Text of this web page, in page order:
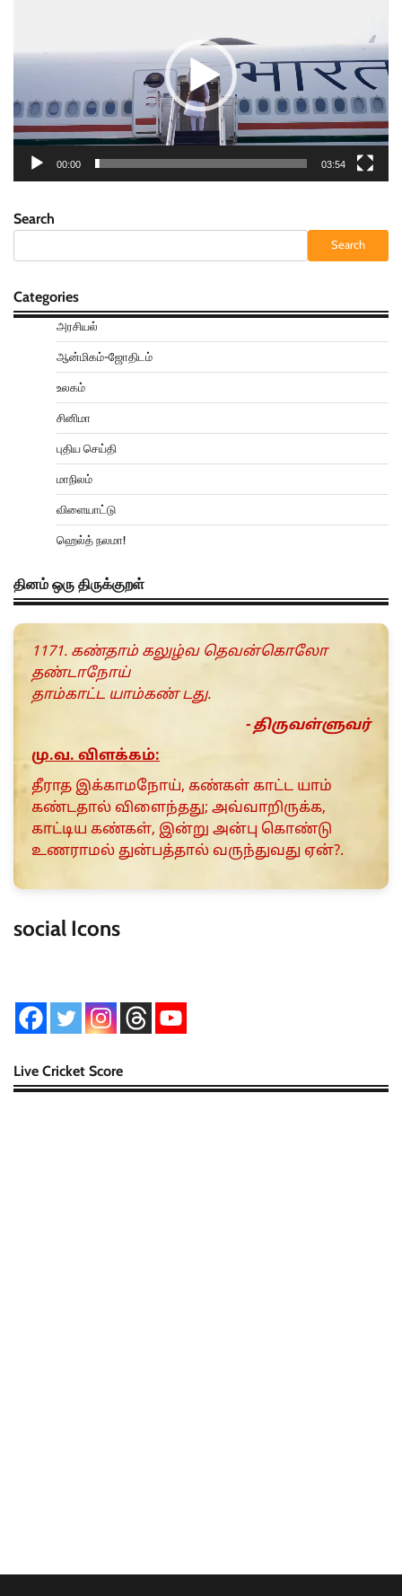
00:00 03:54
Search
Search
Categories
அரசியல்
ஆன்மிகம்-ஜோதிடம்
உலகம்
சினிமா
புதிய செய்தி
மாநிலம்
விளையாட்டு
ஹெல்த் நலமா!
தினம் ஒரு திருக்குறள்
1171. கண்தாம் கலுழ்வ தெவன்கொலோ
தண்டாநோய்
தாம்காட்ட யாம்கண் டது.
- திருவள்ளுவர்
மு.வ. விளக்கம்:
தீராத இக்காமநோய், கண்கள் காட்ட யாம்
கண்டதால் விளைந்தது; அவ்வாறிருக்க,
காட்டிய கண்கள், இன்று அன்பு கொண்டு
உணராமல் துன்பத்தால் வருந்துவது ஏன்?.
social Icons
Live Cricket Score